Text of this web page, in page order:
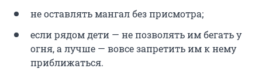
не оставлять мангал без присмотра;
если рядом дети — не позволять им бегать у
огня, а лучше — вовсе запретить им к нему
приближаться.